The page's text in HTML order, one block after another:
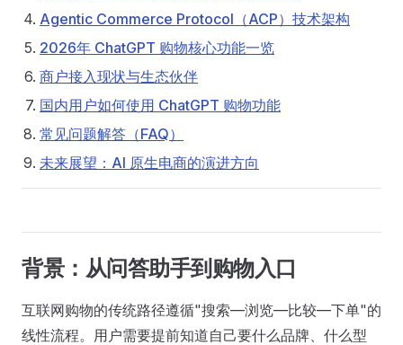
Agentic Commerce Protocol（ACP）技术架构
2026年 ChatGPT 购物核心功能一览
商户接入现状与生态伙伴
国内用户如何使用 ChatGPT 购物功能
常见问题解答（FAQ）
未来展望：AI 原生电商的演进方向
背景：从问答助手到购物入口
互联网购物的传统路径遵循"搜索—浏览—比较—下单"的
线性流程。用户需要提前知道自己要什么品牌、什么型